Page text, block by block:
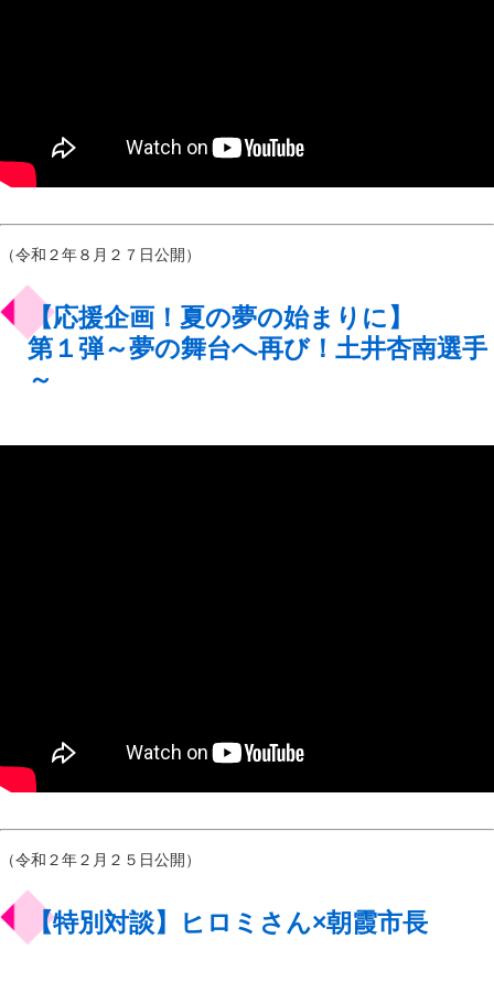
（令和２年８月２７日公開）
【応援企画！夏の夢の始まりに】
第１弾～夢の舞台へ再び！土井杏南選手
～
（令和２年２月２５日公開）
【特別対談】ヒロミさん×朝霞市長